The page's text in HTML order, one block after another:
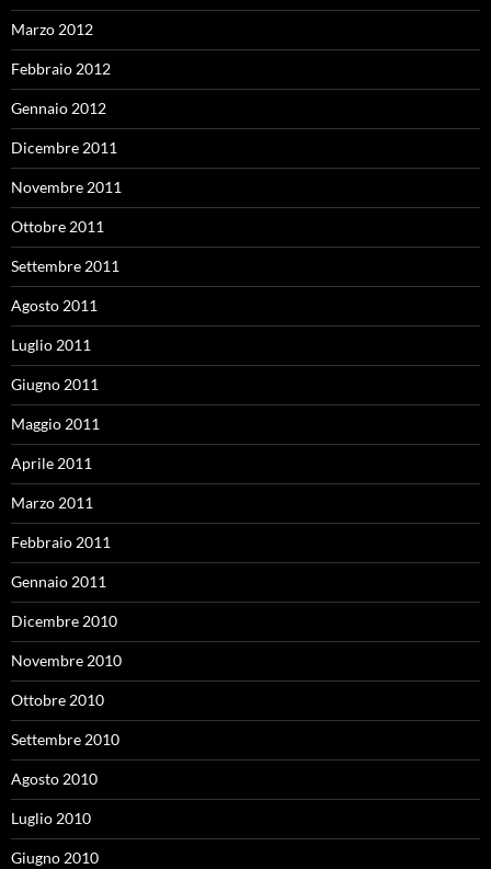
Marzo 2012
Febbraio 2012
Gennaio 2012
Dicembre 2011
Novembre 2011
Ottobre 2011
Settembre 2011
Agosto 2011
Luglio 2011
Giugno 2011
Maggio 2011
Aprile 2011
Marzo 2011
Febbraio 2011
Gennaio 2011
Dicembre 2010
Novembre 2010
Ottobre 2010
Settembre 2010
Agosto 2010
Luglio 2010
Giugno 2010